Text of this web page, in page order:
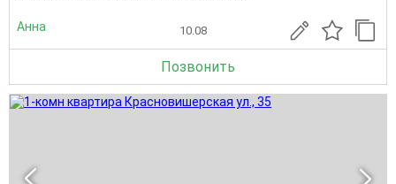
Анна 10.08
Позвонить